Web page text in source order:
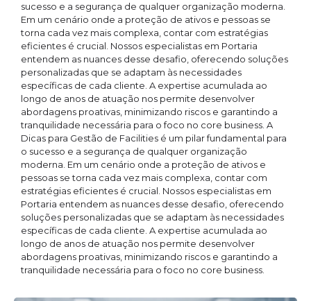
sucesso e a segurança de qualquer organização moderna.
Em um cenário onde a proteção de ativos e pessoas se
torna cada vez mais complexa, contar com estratégias
eficientes é crucial. Nossos especialistas em Portaria
entendem as nuances desse desafio, oferecendo soluções
personalizadas que se adaptam às necessidades
específicas de cada cliente. A expertise acumulada ao
longo de anos de atuação nos permite desenvolver
abordagens proativas, minimizando riscos e garantindo a
tranquilidade necessária para o foco no core business. A
Dicas para Gestão de Facilities é um pilar fundamental para
o sucesso e a segurança de qualquer organização
moderna. Em um cenário onde a proteção de ativos e
pessoas se torna cada vez mais complexa, contar com
estratégias eficientes é crucial. Nossos especialistas em
Portaria entendem as nuances desse desafio, oferecendo
soluções personalizadas que se adaptam às necessidades
específicas de cada cliente. A expertise acumulada ao
longo de anos de atuação nos permite desenvolver
abordagens proativas, minimizando riscos e garantindo a
tranquilidade necessária para o foco no core business.